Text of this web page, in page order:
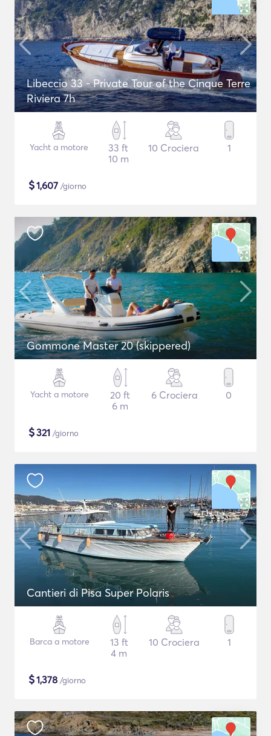
Libeccio 33 - Private Tour of the Cinque Terre
Riviera 7h
Yacht a motore
33 ft
10 m
10 Crociera 1
$1,607 /giorno
Gommone Master 20 (skippered)
Yacht a motore
20 ft
6 m
6 Crociera 0
$321 /giorno
Cantieri di Pisa Super Polaris
Barca a motore
13 ft
4 m
10 Crociera 1
$1,378 /giorno